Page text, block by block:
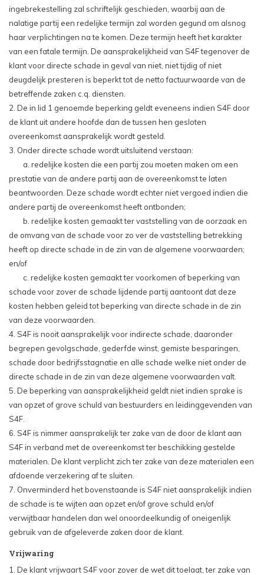
ingebrekestelling zal schriftelijk geschieden, waarbij aan de
nalatige partij een redelijke termijn zal worden gegund om alsnog
haar verplichtingen na te komen. Deze termijn heeft het karakter
van een fatale termijn. De aansprakelijkheid van S4F tegenover de
klant voor directe schade in geval van niet, niet tijdig of niet
deugdelijk presteren is beperkt tot de netto factuurwaarde van de
betreffende zaken c.q. diensten.
2. De in lid 1 genoemde beperking geldt eveneens indien S4F door
de klant uit andere hoofde dan de tussen hen gesloten
overeenkomst aansprakelijk wordt gesteld.
3. Onder directe schade wordt uitsluitend verstaan:
a. redelijke kosten die een partij zou moeten maken om een
prestatie van de andere partij aan de overeenkomst te laten
beantwoorden. Deze schade wordt echter niet vergoed indien die
andere partij de overeenkomst heeft ontbonden;
b. redelijke kosten gemaakt ter vaststelling van de oorzaak en
de omvang van de schade voor zo ver de vaststelling betrekking
heeft op directe schade in de zin van de algemene voorwaarden;
en/of
c. redelijke kosten gemaakt ter voorkomen of beperking van
schade voor zover de schade lijdende partij aantoont dat deze
kosten hebben geleid tot beperking van directe schade in de zin
van deze voorwaarden.
4. S4F is nooit aansprakelijk voor indirecte schade, daaronder
begrepen gevolgschade, gederfde winst, gemiste besparingen,
schade door bedrijfsstagnatie en alle schade welke niet onder de
directe schade in de zin van deze algemene voorwaarden valt.
5. De beperking van aansprakelijkheid geldt niet indien sprake is
van opzet of grove schuld van bestuurders en leidinggevenden van
S4F.
6. S4F is nimmer aansprakelijk ter zake van de door de klant aan
S4F in verband met de overeenkomst ter beschikking gestelde
materialen. De klant verplicht zich ter zake van deze materialen een
afdoende verzekering af te sluiten.
7. Onverminderd het bovenstaande is S4F niet aansprakelijk indien
de schade is te wijten aan opzet en/of grove schuld en/of
verwijtbaar handelen dan wel onoordeelkundig of oneigenlijk
gebruik van de afgeleverde zaken door de klant.
Vrijwaring
1. De klant vrijwaart S4F voor zover de wet dit toelaat, ter zake van